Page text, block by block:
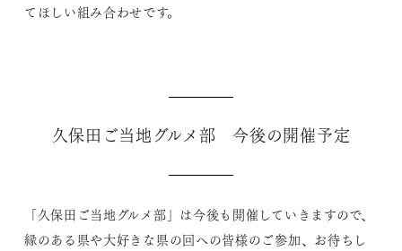
てほしい組み合わせです。
久保田ご当地グルメ部 今後の開催予定
「久保田ご当地グルメ部」は今後も開催していきますので、
縁のある県や大好きな県の回への皆様のご参加、お待ちし